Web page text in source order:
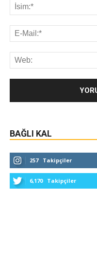
BAĞLI KAL
257 Takipçiler
6,170 Takipçiler